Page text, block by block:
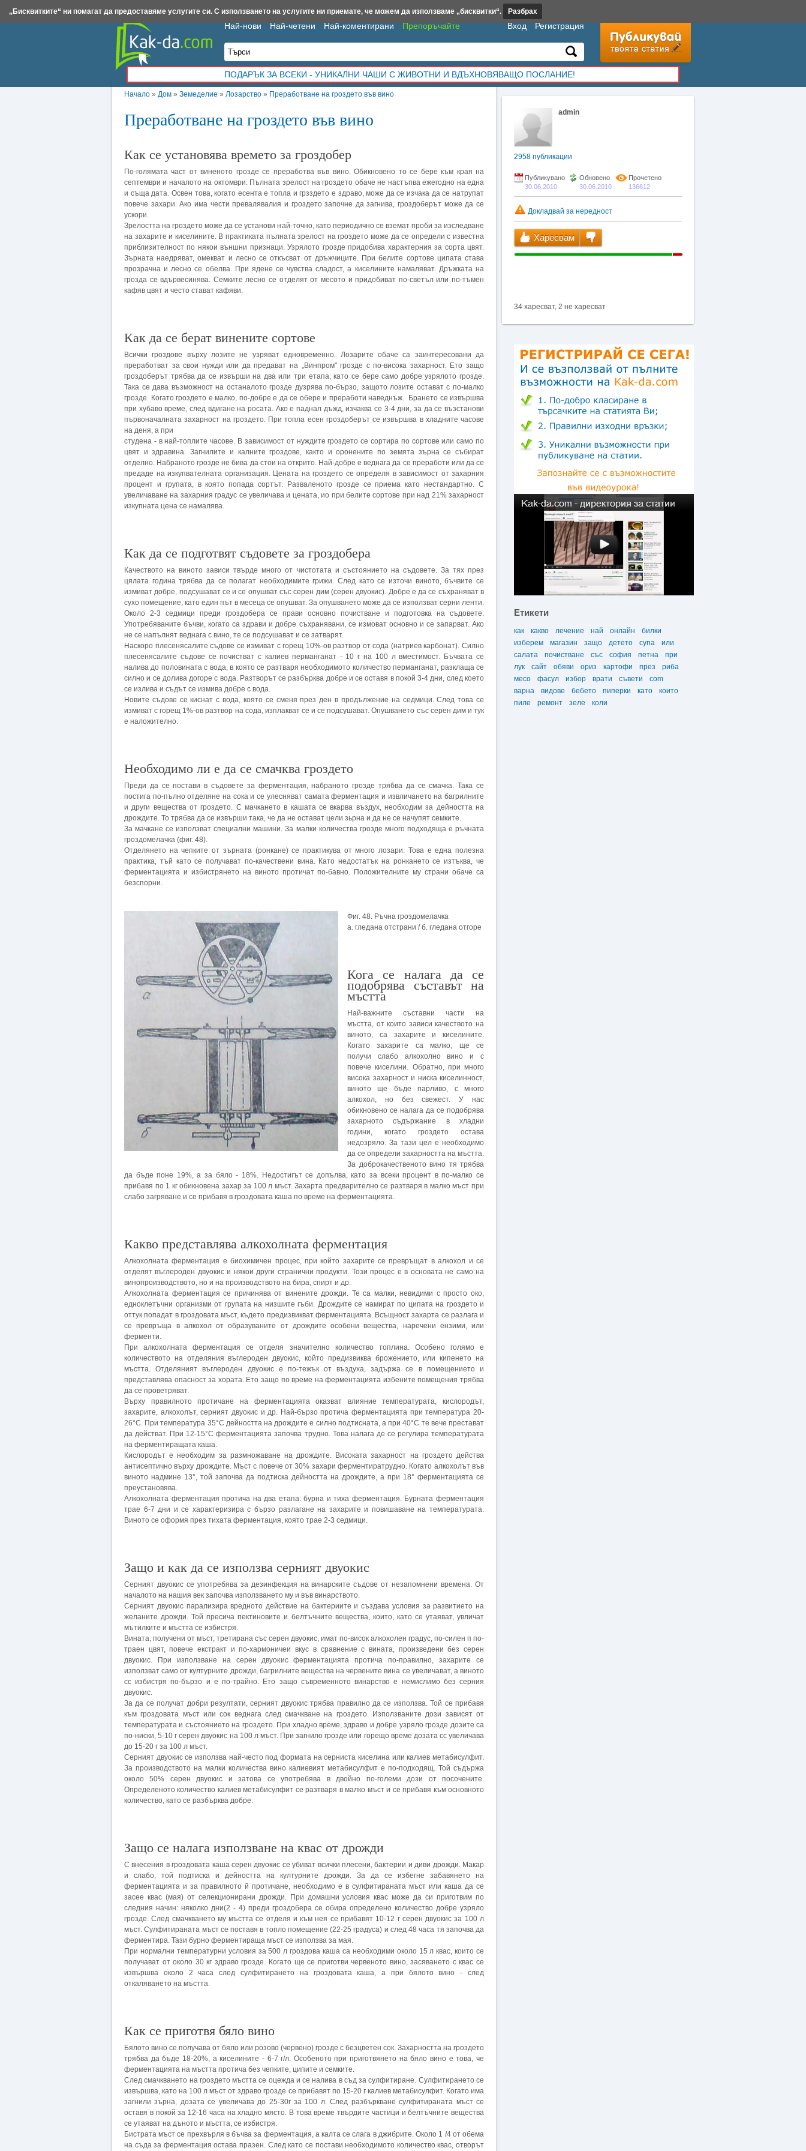
Начало » Дом » Земеделие » Лозарство » Преработване на гроздето във вино
Преработване на гроздето във вино
Как се установява времето за гроздобер
По-голямата част от виненото грозде се преработва във вино. Обикновено то се бере към края на
септември и началото на октомври. Пълната зрелост на гроздето обаче не настъпва ежегодно на една
и съща дата. Освен това, когато есента е топла и грзздето е здраво, може да се изчака да се натрупат
повече захари. Ако има чести превалявалия и гроздето започне да загнива, гроздоберът може да се
ускори.
Зрелостта на гроздето може да се установи най-точно, като периодично се вземат проби за изследване
на захарите и киселините. В практиката пълната зрелост на гроздето може да се определи с известна
приблизителност по някои външни признаци. Узрялото грозде придобива характерния за сорта цвят.
Зърната наедряват, омекват и лесно се откъсват от дръжчиците. При белите сортове ципата става
прозрачна и лесно се обелва. При ядене се чувства сладост, а киселините намаляват. Дръжката на
грозда се вдървесинява. Семките лесно се отделят от месото и придобиват по-светъл или по-тъмен
кафяв цвят и често стават кафяви.
Как да се берат винените сортове
Всички гроздове върху лозите не узряват едновременно. Лозарите обаче са заинтересовани да
преработват за свои нужди или да предават на „Винпром" грозде с по-висока захарност. Ето защо
гроздоберът трябва да се извърши на два или три етапа, като се бере само добре узрялото грозде.
Така се дава възможност на останалото грозде дузрява по-бързо, защото лозите остават с по-малко
грозде. Когато гроздето е малко, по-добре е да се обере и преработи наведнъж. Брането се извършва
при хубаво време, след вдигане на росата. Ако е паднал дъжд, изчаква се 3-4 дни, за да се възстанови
първоначалната захарност на гроздето. При топла есен гроздоберът се извършва в хладните часове
на деня, а при
студена - в най-топлите часове. В зависимост от нуждите гроздето се сортира по сортове или само по
цвят и здравина. Загнилите и калните гроздове, както и оронените по земята зърна се събират
отделно. Набраното грозде не бива да стои на открито. Най-добре е веднага да се преработи или да се
предаде на изкупвателната организация. Цената на гроздето се определя в зависимост от захарния
процент и групата, в която попада сортът. Разваленото грозде се приема като нестандартно. С
увеличаване на захарния градус се увеличава и цената, ио при белите сортове при над 21% захарност
изкупната цена се намалява.
Как да се подготвят съдовете за гроздобера
Качеството на виното зависи твърде много от чистотата и състоянието на съдовете. За тях през
цялата година трябва да се полагат необходимите грижи. След като се източи виното, бъчвите се
измиват добре, подсушават се и се опушват със серен дим (серен двуокис). Добре е да се съхраняват в
сухо помещение, като един път в месеца се опушват. За опушването може да се използват серни ленти.
Около 2-3 седмици преди гроздобера се прави основно почистване и подготовка на съдовете.
Употребяваните бъчви, когато са здрави и добре съхранявани, се измоват основно и се запарват. Ако
не се напълнят веднага с вино, те се подсушават и се затварят.
Наскоро плесенясалите съдове се измиват с горещ 10%-ов разтвор от сода (натриев карбонат). Силно
плесенясалите съдове се почистват с калиев перманганат - 10 г на 100 л вместимост. Бъчвата се
налива до половината с вода, в която се разтваря необходимото количество перманганат, разклаща се
силно и се долива догоре с вода. Разтворът се разбърква добре и се оставя в покой 3-4 дни, след което
се излива и съдът се измива добре с вода.
Новите съдове се киснат с вода, която се сменя през ден в продължение на седмици. След това се
измиват с горещ 1%-ов разтвор на сода, изплакват се и се подсушават. Опушването със серен дим и тук
е наложително.
Необходимо ли е да се смачква гроздето
Преди да се постави в съдовете за ферментация, набраното грозде трябва да се смачка. Така се
постига по-пълно отделяне на сока и се улесняват самата ферментация и извличането на багрилните
и други вещества от гроздето. С мачкането в кашата се вкарва въздух, необходим за дейността на
дрождите. То трябва да се извърши така, че да не остават цели зьрна и да не се начупят семките.
За мачкане се използват специални машини. За малки количества грозде много подходяща е ръчната
гроздомелачка (фиг. 48).
Отделянето на чепките от зърната (ронкане) се практикува от много лозари. Това е една полезна
практика, тъй като се получават по-качествени вина. Като недостатък на ронкането се изтъква, че
ферментацията и избистрянето на виното протичат по-бавно. Положителните му страни обаче са
безспорни.
Фиг. 48. Ръчна гроздомелачка
а. гледана отстрани / б. гледана отгоре
Кога се налага да се
подобрява съставът на
мъстта
Най-важните съставни части на
мъстта, от които зависи качеството на
виното, са захарите и киселините.
Когато захарите са малко, ще се
получи слабо алкохолно вино и с
повече киселини. Обратно, при много
висока захарност и ниска киселинност,
виното ще бъде парливо, с много
алкохол, но без свежест. У нас
обикновено се налага да се подобрява
захарното съдържание в хладни
години, когато гроздето остава
недозряло. За тази цел е необходимо
да се определи захарността на мъстта.
За доброкачественото вино тя трябва
да бъде поне 19%, а за бяло - 18%. Недостигът се допълва, като за всеки процент в по-малко се
прибавя по 1 кг обикновена захар за 100 л мъст. Захарта предварително се разтваря в малко мъст при
слабо загряване и се прибавя в гроздовата каша по време на ферментацията.
Какво представлява алкохолната ферментация
Алкохолната ферментация е биохимичен процес, при който захарите се превръщат в алкохол и се
отделят въглероден двуокис и някои други странични продукти. Този процес е в основата не само на
винопроизводството, но и на производството на бира, спирт и др.
Алкохолната ферментация се причинява от винените дрожди. Те са малки, невидими с просто око,
едноклетъчни организми от групата на низшите гъби. Дрождите се намират по ципата на гроздето и
оттук попадат в гроздовата мъст, където предизвикват ферментацията. Всъщност захарта се разлага и
се превръща в алкохол от образуваните от дрождите особени вещества, наречени ензими, или
ферменти.
При алкохолната ферментация се отделя значително количество топлина. Особено голямо е
количеството на отделяния въглероден двуокис, който предизвиква брожението, или кипенето на
мъстта. Отделяният въглероден двуокис е по-тежък от въздуха, задържа се в помещението и
представлява опасност за хората. Ето защо по време на ферментацията избените помещения трябва
да се проветряват.
Върху правилното протичане на ферментацията оказват влияние температурата, кислородът,
захарите, алкохолът, серният двуокис и др. Най-бързо протича ферментацията при температура 20-
26°С. При температура 35°С дейността на дрождите е силно подтисната, а при 40°С те вече престават
да действат. При 12-15°С ферментацията започва трудно. Това налага де се регулира температурата
на ферментиращата каша.
Кислородът е необходим за размножаване на дрождите. Високата захарност на гроздето действа
антисептично върху дрождите. Мъст с повече от 30% захари ферментиратрудно. Когато алкохолът във
виното надмине 13°, той започва да подтиска дейността на дрождите, а при 18° ферментацията се
преустановява.
Алкохолната ферментация протича на два етапа: бурна и тиха ферментация. Бурната ферментация
трае 6-7 дни и се характеризира с бързо разлагане на захарите и повишаване на температурата.
Виното се оформя през тихата ферментация, която трае 2-3 седмици.
Защо и как да се използва серният двуокис
Серният двуокис се употребява за дезинфекция на винарските съдове от незапомнени времена. От
началото на нашия век започва използването му и във винарството.
Серният двуокис парализира вредното действие на бактериите и създава условия за развитието на
желаните дрожди. Той пресича пектиновите и белтъчните вещества, които, като се утаяват, увличат
мътилките и мъстта се избистря.
Вината, получени от мъст, третирана със серен двуокис, имат по-висок алкохолен градус, по-силен п по-
траен цвят, повече екстракт и по-хармоничеи вкус в сравнение с вината, произведени без серен
двуокис. При използване на серен двуокис ферментацията протича по-правилно, захарите се
използват само от културните дрожди, багрилните вещества на червените вина се увеличават, а виното
сс избистря по-бързо и е по-трайно. Ето защо съвременното винарство е немислимо без серния
двуокис.
За да се получат добри резултати, серният двуокис трябва правилно да се използва. Той се прибавя
към гроздовата мъст или сок веднага след смачкване на гроздето. Използваните дози зависят от
температурата и състоянието на гроздето. При хладно време, здраво и добре узряло грозде дозите са
по-ниски, 5-10 г серен двуокис на 100 л мъст. При загнило грозде или горещо време дозата сс увеличава
до 15-20 г за 100 л мъст.
Серният двуокис се използва най-често под формата на серниста киселина или калиев метабисулфит.
За производството на малки количества вино калиевият метабисулфит е по-подходящ. Той съдържа
около 50% серен двуокис и затова се употребява в двойно по-големи дози от посочените.
Определеното количество калиев метабисулфит се разтваря в малко мъст и се прибавя към основното
количество, като се разбърква добре.
Защо се налага използване на квас от дрожди
С внесения в гроздовата каша серен двуокис се убиват всички плесени, бактерии и диви дрожди. Макар
и слабо, той подтиска и дейността на културните дрожди. За да се избегне забавянето на
ферментацията и за правилното й протичане, необходимо е в сулфитираната мъст или каша да се
засее квас (мая) от селекционирани дрожди. При домашни условия квас може да си приготвим по
следния начин: няколко дни(2 - 4) преди гроздобера се обира определено количество добре узряло
грозде. След смачкването му мъстта се отделя и към нея се прибавят 10-12 г серен двуокис за 100 л
мъст. Сулфитираната мъст се поставя в топло помещение (22-25 градуса) и след 48 часа тя започва да
ферментира. Тази бурно ферментираща мъст се използва за мая.
При нормални температурни условия за 500 л гроздова каша са необходими около 15 л квас, които се
получават от около 30 кг здраво грозде. Когато ще се приготви червеното вино, засяването с квас се
извършва около 2 часа след сулфитирането на гроздовата каша, а при бялото вино - след
откаляването на мъстта.
Как се приготвя бяло вино
Бялото вино се получава от бяло или розово (червено) грозде с безцветен сок. Захарността на гроздето
трябва да бъде 18-20%, а киселините - 6-7 г/л. Особеното при приготвянето на бяло вино е това, че
ферментацията на мъстта протича без чепките, ципите и семките.
След смачкването на гроздето мъстта се оцежда и се налива в съд за сулфитиране. Сулфитирането се
извършва, като на 100 л мъст от здраво грозде се прибавят по 15-20 г калиев метабисулфит. Когато има
загнили зърна, дозата се увеличава до 25-30г за 100 л. След разбъркване сулфитираната мъст се
оставя в покой за 12-16 часа на хладно място. В това време твърдите частици и белтъчните вещества
се утаяват на дъното и мъстта, се избистря.
Бистрата мъст се прехвърля в бъчва за ферментация, а калта се слага в джибрите. Около 1 /4 от обема
на съда за ферментация остава празен. След като се постави необходимото количество квас, отворът
admin
2958 публикации
Публикувано
30.06.2010
Обновено
30.06.2010
Прочетено
136612
Докладвай за нередност
Харесвам
34 харесват, 2 не харесват
Етикети
как какво лечение най онлайн
билки
изберем
магазин защо детето супа
или
салата
почистване със софия петна
при
лук
сайт обяви ориз картофи през
риба
месо
фасул избор врати съвети
com
варна
видове бебето пиперки като
които
пиле
ремонт зеле коли
Най-нови Най-четени Най-коментирани Препоръчайте Вход Регистрация
ПОДАРЪК ЗА ВСЕКИ - УНИКАЛНИ ЧАШИ С ЖИВОТНИ И ВДЪХНОВЯВАЩО ПОСЛАНИЕ!
Insert.bg Framar.bg Kak-da.com Iztochnik.com BauBau.bg NewAge.bg
„Бисквитките“ ни помагат да предоставяме услугите си. С използването на услугите ни приемате, че можем да използваме „бисквитки“. Разбрах